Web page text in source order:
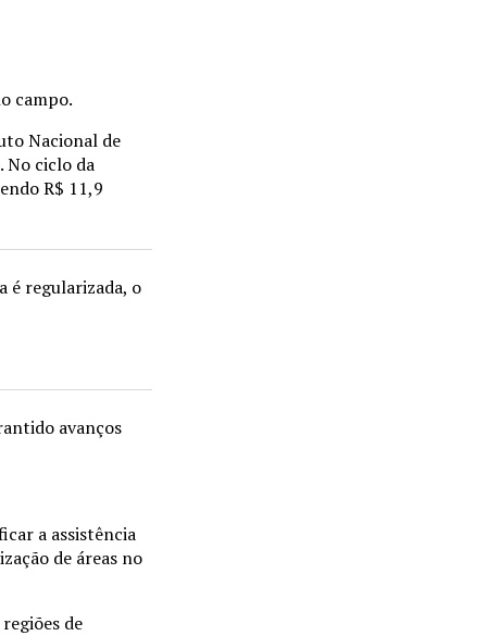
campo.
Nacional de
No ciclo da
R$ 11,9
é regularizada, o
avanços
a assistência
de áreas no
de